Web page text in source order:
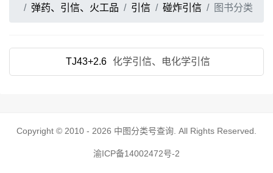
弹药、引信、火工品
引信 碰炸引信 图书分类
TJ43+2.6 化学引信、电化学引信
Copyright © 2010 - 2026 中图分类号查询 . All Rights Reserved.
渝ICP备14002472号-2